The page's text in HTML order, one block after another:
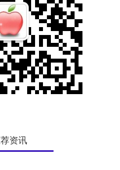
资讯